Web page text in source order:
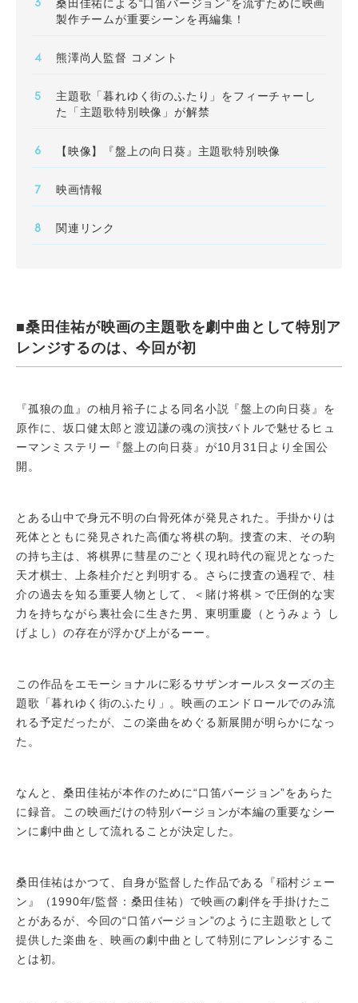
桑田佳祐による“口笛バージョン”を流すために映画
製作チームが重要シーンを再編集！
熊澤尚人監督 コメント
主題歌「暮れゆく街のふたり」をフィーチャーし
た「主題歌特別映像」が解禁
【映像】『盤上の向日葵』主題歌特別映像
映画情報
関連リンク
■桑田佳祐が映画の主題歌を劇中曲として特別ア
レンジするのは、今回が初
『孤狼の血』の柚月裕子による同名小説『盤上の向日葵』を
原作に、坂口健太郎と渡辺謙の魂の演技バトルで魅せるヒュ
ーマンミステリー『盤上の向日葵』が10月31日より全国公
開。
とある山中で身元不明の白骨死体が発見された。手掛かりは
死体とともに発見された高価な将棋の駒。捜査の末、その駒
の持ち主は、将棋界に彗星のごとく現れ時代の寵児となった
天才棋士、上条桂介だと判明する。さらに捜査の過程で、桂
介の過去を知る重要人物として、＜賭け将棋＞で圧倒的な実
力を持ちながら裏社会に生きた男、東明重慶（とうみょう し
げよし）の存在が浮かび上がるーー。
この作品をエモーショナルに彩るサザンオールスターズの主
題歌「暮れゆく街のふたり」。映画のエンドロールでのみ流
れる予定だったが、この楽曲をめぐる新展開が明らかになっ
た。
なんと、桑田佳祐が本作のために“口笛バージョン”をあらた
に録音。この映画だけの特別バージョンが本編の重要なシー
ンに劇中曲として流れることが決定した。
桑田佳祐はかつて、自身が監督した作品である『稲村ジェー
ン』（1990年/監督：桑田佳祐）で映画の劇伴を手掛けたこ
とがあるが、今回の“口笛バージョン”のように主題歌として
提供した楽曲を、映画の劇中曲として特別にアレンジするこ
とは初。